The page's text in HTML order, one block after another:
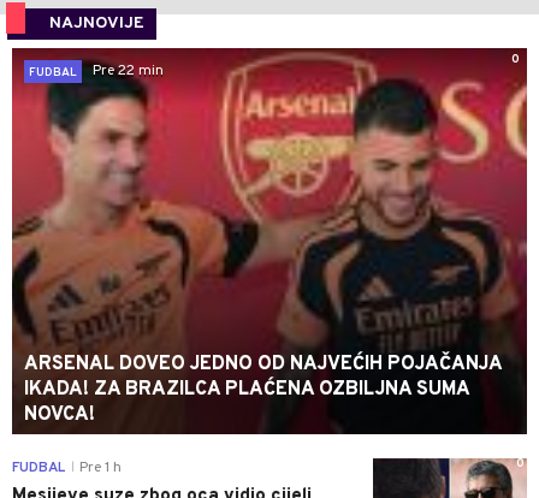
NAJNOVIJE
0
FUDBAL
Pre 22 min
ARSENAL DOVEO JEDNO OD NAJVEĆIH POJAČANJA
IKADA! ZA BRAZILCA PLAĆENA OZBILJNA SUMA
NOVCA!
0
FUDBAL Pre 1 h